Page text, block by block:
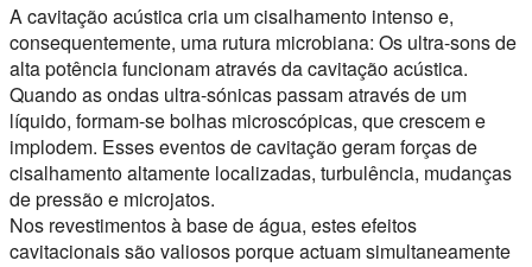
A cavitação acústica cria um cisalhamento intenso e,
consequentemente, uma rutura microbiana: Os ultra-sons de
alta potência funcionam através da cavitação acústica.
Quando as ondas ultra-sónicas passam através de um
líquido, formam-se bolhas microscópicas, que crescem e
implodem. Esses eventos de cavitação geram forças de
cisalhamento altamente localizadas, turbulência, mudanças
de pressão e microjatos.
Nos revestimentos à base de água, estes efeitos
cavitacionais são valiosos porque actuam simultaneamente